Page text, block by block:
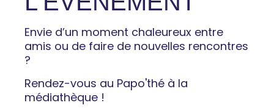
Envie d’un moment chaleureux entre
amis ou de faire de nouvelles rencontres
?
Rendez-vous au Papo'thé à la
médiathèque !